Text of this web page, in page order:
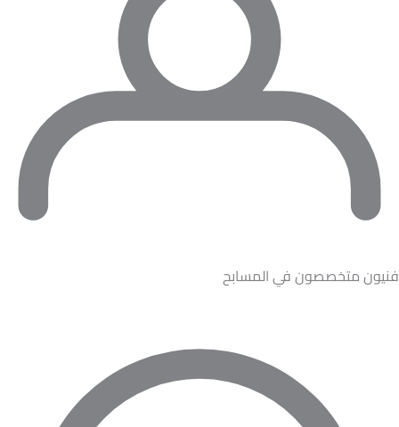
فنيون متخصصون في المسابح